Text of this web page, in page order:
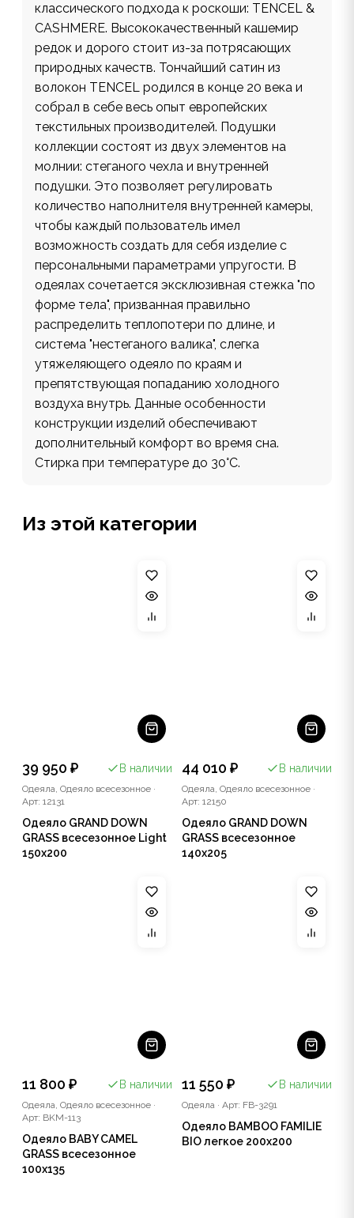
классического подхода к роскоши: TENCEL &
CASHMERE. Высококачественный кашемир
редок и дорого стоит из-за потрясающих
природных качеств. Тончайший сатин из
волокон TENCEL родился в конце 20 века и
собрал в себе весь опыт европейских
текстильных производителей. Подушки
коллекции состоят из двух элементов на
молнии: стеганого чехла и внутренней
подушки. Это позволяет регулировать
количество наполнителя внутренней камеры,
чтобы каждый пользователь имел
возможность создать для себя изделие с
персональными параметрами упругости. В
одеялах сочетается эксклюзивная стежка "по
форме тела", призванная правильно
распределить теплопотери по длине, и
система "нестеганого валика", слегка
утяжеляющего одеяло по краям и
препятствующая попаданию холодного
воздуха внутрь. Данные особенности
конструкции изделий обеспечивают
дополнительный комфорт во время сна.
Стирка при температуре до 30°С.
Из этой категории
39 950 ₽ В наличии
Одеяла, Одеяло всесезонное ·
Арт: 12131
Одеяло GRAND DOWN
GRASS всесезонное Light
150x200
44 010 ₽ В наличии
Одеяла, Одеяло всесезонное ·
Арт: 12150
Одеяло GRAND DOWN
GRASS всесезонное
140x205
11 800 ₽ В наличии
Одеяла, Одеяло всесезонное ·
Арт: BKM-113
Одеяло BABY CAMEL
GRASS всесезонное
100x135
11 550 ₽ В наличии
Одеяла · Арт: FB-3291
Одеяло BAMBOO FAMILIE
BIO легкое 200x200